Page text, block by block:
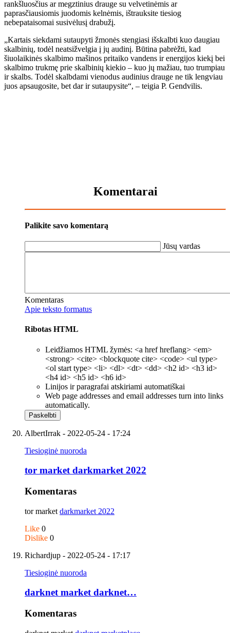
rankšluosčius ar megztinius drauge su velvetinėmis ar
paprasčiausiomis juodomis kelnėmis, ištrauksite tiesiog
nebepataisomai susivėlusį drabužį.
„Kartais siekdami sutaupyti žmonės stengiasi išskalbti kuo daugiau
skalbinių, todėl neatsižvelgia į jų audinį. Būtina pabrėžti, kad
šiuolaikinės skalbimo mašinos pritaiko vandens ir energijos kiekį bei
skalbimo trukmę prie skalbinių kiekio – kuo jų mažiau, tuo trumpiau
ir skalbs. Todėl skalbdami vienodus audinius drauge ne tik lengviau
juos apsaugosite, bet dar ir sutaupysite“, – teigia P. Gendvilis.
Komentarai
Palikite savo komentarą
Jūsų vardas
Komentaras
Apie teksto formatus
Ribotas HTML
Leidžiamos HTML žymės: <a href hreflang> <em>
<strong> <cite> <blockquote cite> <code> <ul type>
<ol start type> <li> <dl> <dt> <dd> <h2 id> <h3 id>
<h4 id> <h5 id> <h6 id>
Linijos ir paragrafai atskiriami automatiškai
Web page addresses and email addresses turn into links
automatically.
AlbertIrrak - 2022-05-24 - 17:24
Tiesioginė nuoroda
tor market darkmarket 2022
Komentaras
tor market darkmarket 2022
Like 0
Dislike 0
Richardjup - 2022-05-24 - 17:17
Tiesioginė nuoroda
darknet market darknet…
Komentaras